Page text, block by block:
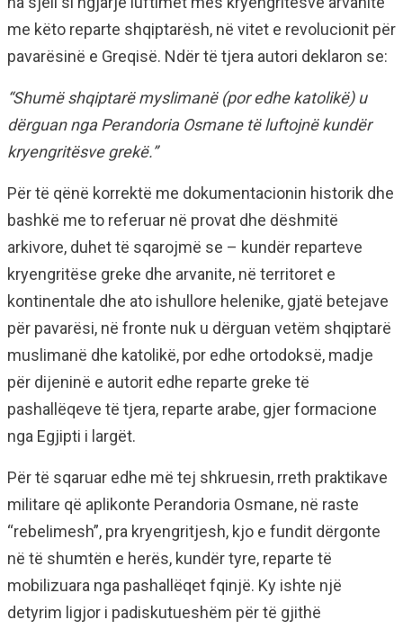
me këto reparte shqiptarësh, në vitet e revolucionit për
pavarësinë e Greqisë. Ndër të tjera autori deklaron se:
“Shumë shqiptarë myslimanë (por edhe katolikë) u
dërguan nga Perandoria Osmane të luftojnë kundër
kryengritësve grekë.”
Për të qënë korrektë me dokumentacionin historik dhe
bashkë me to referuar në provat dhe dëshmitë
arkivore, duhet të sqarojmë se – kundër reparteve
kryengritëse greke dhe arvanite, në territoret e
kontinentale dhe ato ishullore helenike, gjatë betejave
për pavarësi, në fronte nuk u dërguan vetëm shqiptarë
muslimanë dhe katolikë, por edhe ortodoksë, madje
për dijeninë e autorit edhe reparte greke të
pashallëqeve të tjera, reparte arabe, gjer formacione
nga Egjipti i largët.
Për të sqaruar edhe më tej shkruesin, rreth praktikave
militare që aplikonte Perandoria Osmane, në raste
“rebelimesh”, pra kryengritjesh, kjo e fundit dërgonte
në të shumtën e herës, kundër tyre, reparte të
mobilizuara nga pashallëqet fqinjë. Ky ishte një
detyrim ligjor i padiskutueshëm për të gjithë